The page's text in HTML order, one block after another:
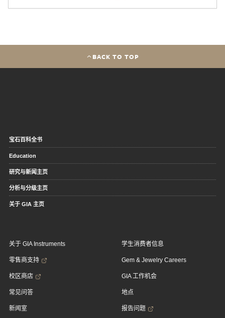
BACK TO TOP
宝石百科全书
Education
研究与新闻主页
分析与分级主页
关于 GIA 主页
关于 GIA Instruments
零售商支持
校区商店
常见问答
新闻室
学生消费者信息
Gem & Jewelry Careers
GIA 工作机会
地点
报告问题